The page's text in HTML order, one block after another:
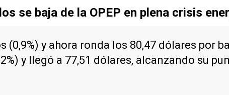
se baja de la OPEP en plena crisis
(0,9%) y ahora ronda los 80,47 dólares por
y llegó a 77,51 dólares, alcanzando su